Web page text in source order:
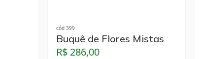
cód 399
Buquê de Flores Mistas
R$ 286,00